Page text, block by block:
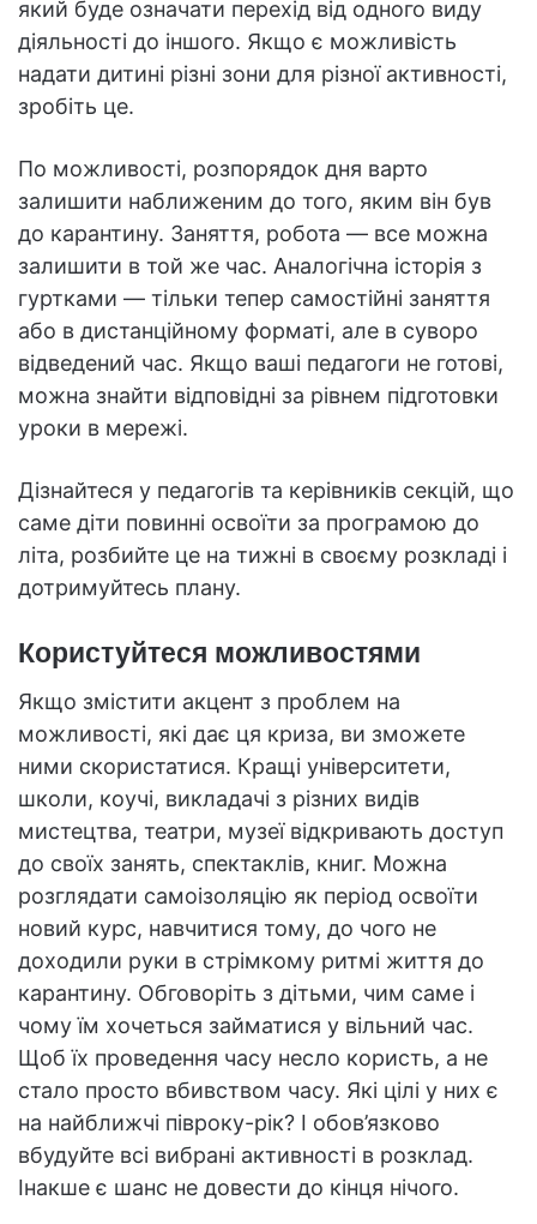
який буде означати перехід від одного виду
діяльності до іншого. Якщо є можливість
надати дитині різні зони для різної активності,
зробіть це.
По можливості, розпорядок дня варто
залишити наближеним до того, яким він був
до карантину. Заняття, робота — все можна
залишити в той же час. Аналогічна історія з
гуртками — тільки тепер самостійні заняття
або в дистанційному форматі, але в суворо
відведений час. Якщо ваші педагоги не готові,
можна знайти відповідні за рівнем підготовки
уроки в мережі.
Дізнайтеся у педагогів та керівників секцій, що
саме діти повинні освоїти за програмою до
літа, розбийте це на тижні в своєму розкладі і
дотримуйтесь плану.
Користуйтеся можливостями
Якщо змістити акцент з проблем на
можливості, які дає ця криза, ви зможете
ними скористатися. Кращі університети,
школи, коучі, викладачі з різних видів
мистецтва, театри, музеї відкривають доступ
до своїх занять, спектаклів, книг. Можна
розглядати самоізоляцію як період освоїти
новий курс, навчитися тому, до чого не
доходили руки в стрімкому ритмі життя до
карантину. Обговоріть з дітьми, чим саме і
чому їм хочеться займатися у вільний час.
Щоб їх проведення часу несло користь, а не
стало просто вбивством часу. Які цілі у них є
на найближчі півроку-рік? І обов’язково
вбудуйте всі вибрані активності в розклад.
Інакше є шанс не довести до кінця нічого.